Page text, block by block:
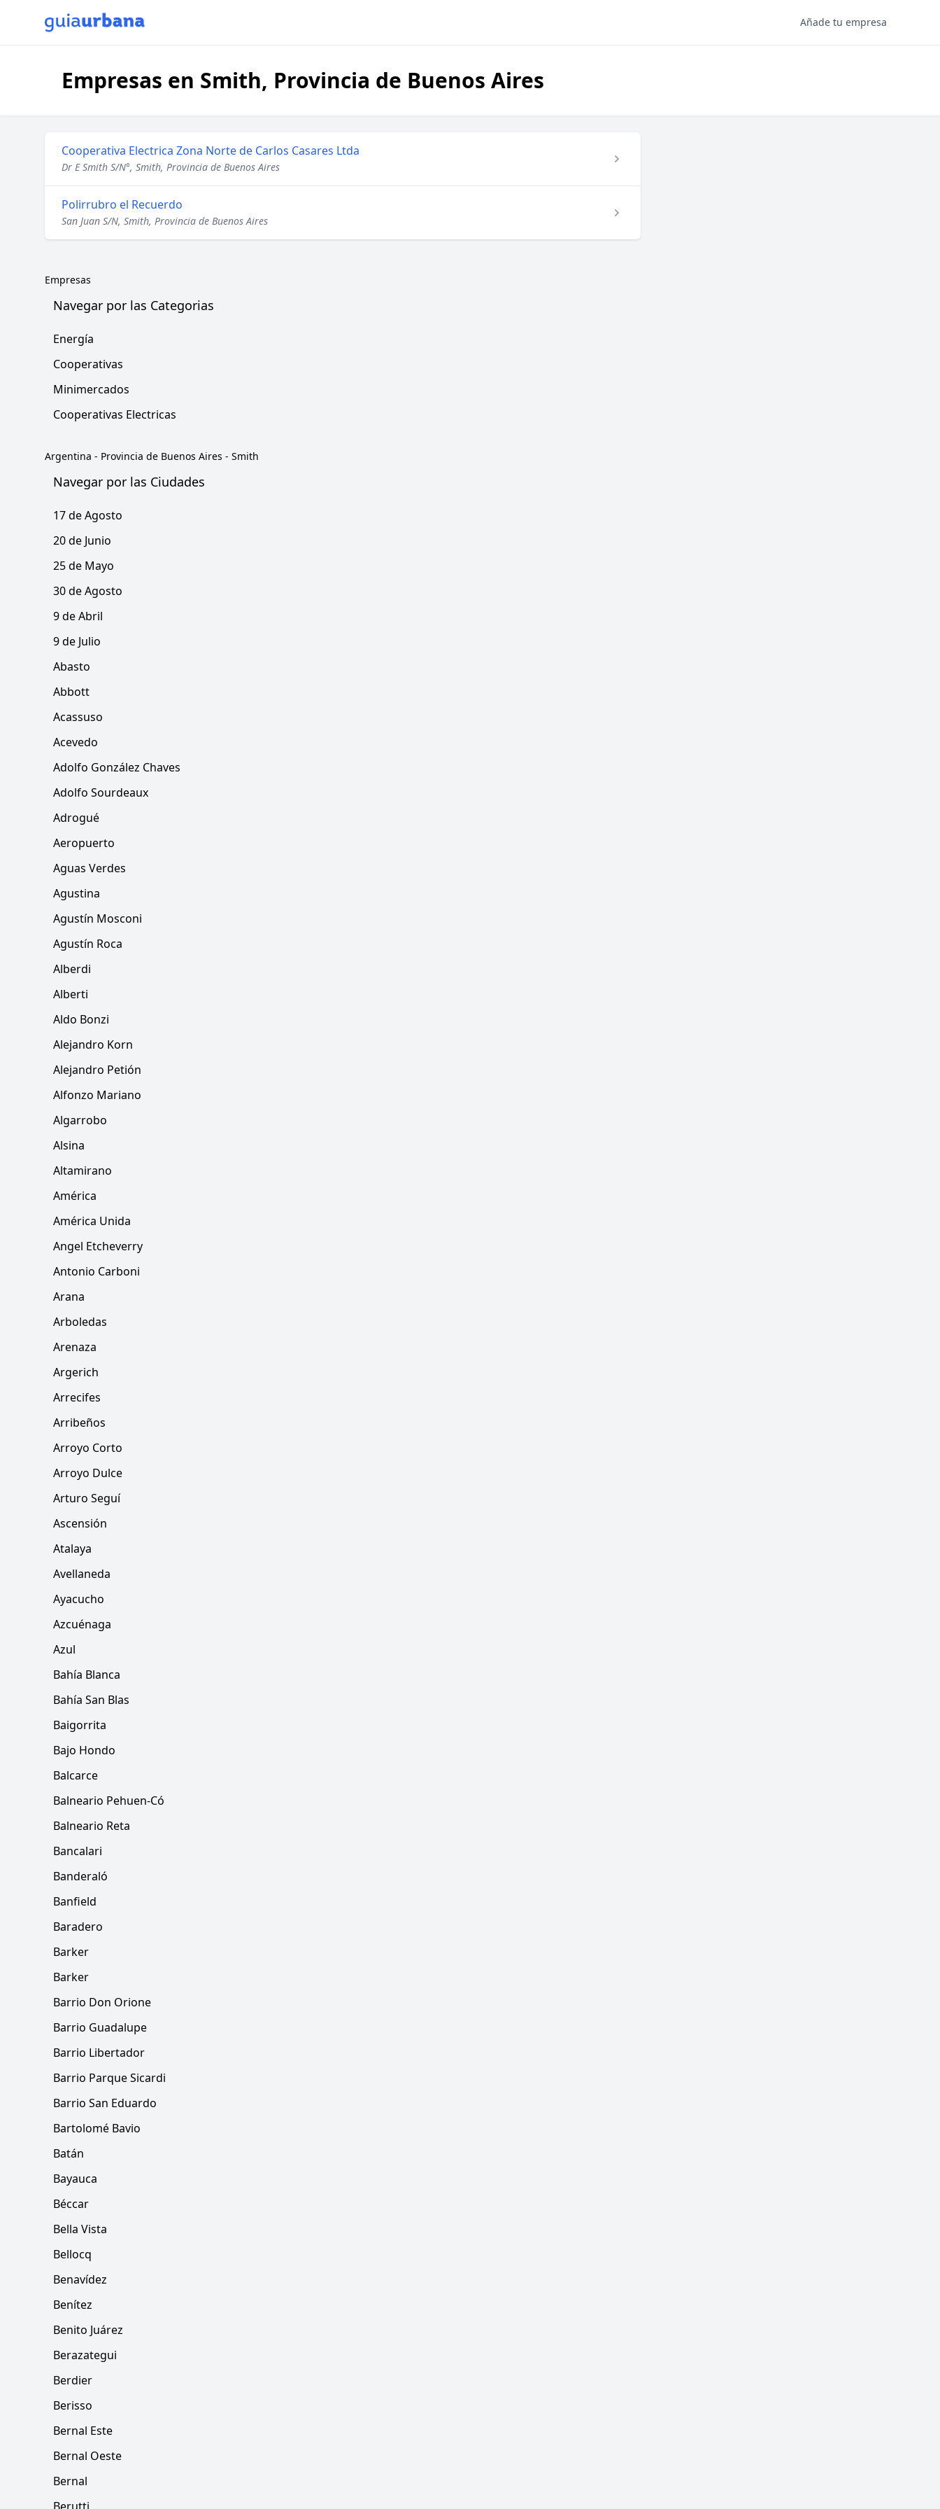
Añade tu empresa
Empresas en Smith, Provincia de Buenos Aires
Cooperativa Electrica Zona Norte de Carlos Casares Ltda
Dr E Smith S/N°, Smith, Provincia de Buenos Aires
Polirrubro el Recuerdo
San Juan S/N, Smith, Provincia de Buenos Aires
Empresas
Navegar por las Categorias
Energía
Cooperativas
Minimercados
Cooperativas Electricas
Argentina - Provincia de Buenos Aires - Smith
Navegar por las Ciudades
17 de Agosto
20 de Junio
25 de Mayo
30 de Agosto
9 de Abril
9 de Julio
Abasto
Abbott
Acassuso
Acevedo
Adolfo González Chaves
Adolfo Sourdeaux
Adrogué
Aeropuerto
Aguas Verdes
Agustina
Agustín Mosconi
Agustín Roca
Alberdi
Alberti
Aldo Bonzi
Alejandro Korn
Alejandro Petión
Alfonzo Mariano
Algarrobo
Alsina
Altamirano
América
América Unida
Angel Etcheverry
Antonio Carboni
Arana
Arboledas
Arenaza
Argerich
Arrecifes
Arribeños
Arroyo Corto
Arroyo Dulce
Arturo Seguí
Ascensión
Atalaya
Avellaneda
Ayacucho
Azcuénaga
Azul
Bahía Blanca
Bahía San Blas
Baigorrita
Bajo Hondo
Balcarce
Balneario Pehuen-Có
Balneario Reta
Bancalari
Banderaló
Banfield
Baradero
Barker
Barker
Barrio Don Orione
Barrio Guadalupe
Barrio Libertador
Barrio Parque Sicardi
Barrio San Eduardo
Bartolomé Bavio
Batán
Bayauca
Béccar
Bella Vista
Bellocq
Benavídez
Benítez
Benito Juárez
Berazategui
Berdier
Berisso
Bernal Este
Bernal Oeste
Bernal